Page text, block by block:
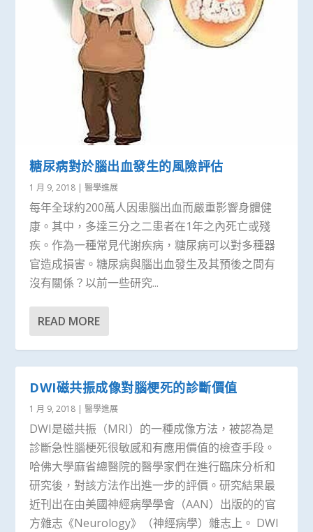
糖尿病對於腦出血發生的風險評估
1 月 9, 2018 |醫學進展
每年全球約200萬人因患腦出血而嚴重影響身體健
康。其中，多達三分之二患者在1年之內死亡或殘
疾。作為一種常見代謝疾病，糖尿病可以對多種器
官造成損害。糖尿病與腦出血發生及其預後之間有
沒有關係？以前一些研究...
READ MORE
DWI磁共振成像對腦梗死的診斷價值
1 月 9, 2018 |醫學進展
DWI是磁共振（MRI）的一種成像方法，被認為是
診斷急性腦梗死很敏感和有應用價值的檢查手段。
哈佛大學麻省總醫院的醫學家們在進行臨床分析和
研究後，對該方法作出進一步的評價。研究結果最
近刊出在由美國神經病學學會（AAN）出版的的官
方雜志《Neurology》（神經病學）雜志上。 DWI